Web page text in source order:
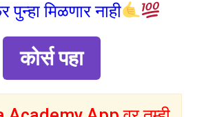
मिळणार नाही
कोर्स पहा